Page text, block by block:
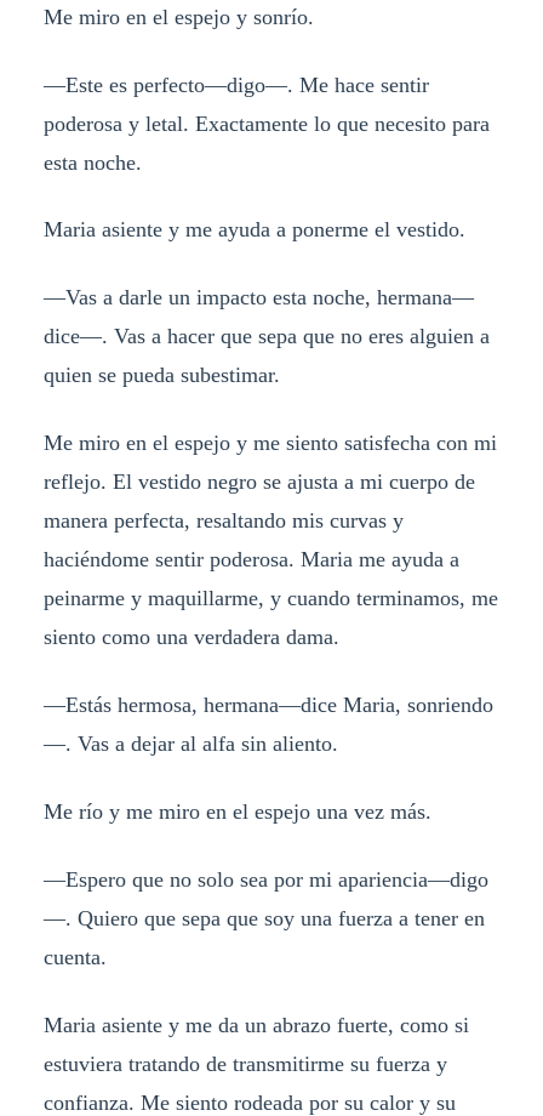
Me miro en el espejo y sonrío.
—Este es perfecto—digo—. Me hace sentir
poderosa y letal. Exactamente lo que necesito para
esta noche.
Maria asiente y me ayuda a ponerme el vestido.
—Vas a darle un impacto esta noche, hermana—
dice—. Vas a hacer que sepa que no eres alguien a
quien se pueda subestimar.
Me miro en el espejo y me siento satisfecha con mi
reflejo. El vestido negro se ajusta a mi cuerpo de
manera perfecta, resaltando mis curvas y
haciéndome sentir poderosa. Maria me ayuda a
peinarme y maquillarme, y cuando terminamos, me
siento como una verdadera dama.
—Estás hermosa, hermana—dice Maria, sonriendo
—. Vas a dejar al alfa sin aliento.
Me río y me miro en el espejo una vez más.
—Espero que no solo sea por mi apariencia—digo
—. Quiero que sepa que soy una fuerza a tener en
cuenta.
Maria asiente y me da un abrazo fuerte, como si
estuviera tratando de transmitirme su fuerza y
confianza. Me siento rodeada por su calor y su